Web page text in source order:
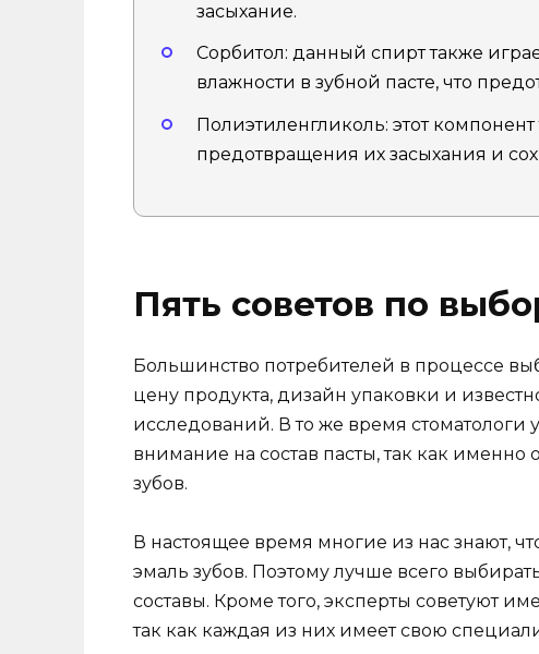
засыхание.
Сорбитол: данный спирт также
влажности в зубной пасте, что
Полиэтиленгликоль: этот
предотвращения их засыхания и
Пять советов по
Большинство потребителей в процессе
цену продукта, дизайн упаковки и
исследований. В то же время стоматологи
внимание на состав пасты, так как именно
зубов.
В настоящее время многие из нас знают,
эмаль зубов. Поэтому лучше всего
составы. Кроме того, эксперты советуют
так как каждая из них имеет свою